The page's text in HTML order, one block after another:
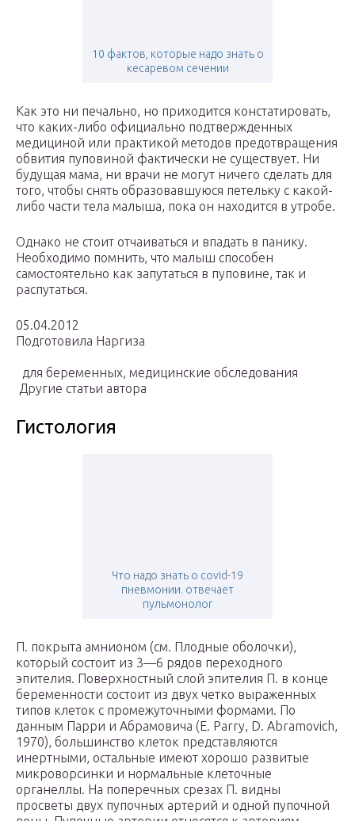
10 фактов, которые надо знать о
кесаревом сечении
Как это ни печально, но приходится констатировать,
что каких-либо официально подтвержденных
медициной или практикой методов предотвращения
обвития пуповиной фактически не существует. Ни
будущая мама, ни врачи не могут ничего сделать для
того, чтобы снять образовавшуюся петельку с какой-
либо части тела малыша, пока он находится в утробе.
Однако не стоит отчаиваться и впадать в панику.
Необходимо помнить, что малыш способен
самостоятельно как запутаться в пуповине, так и
распутаться.
05.04.2012
Подготовила Наргиза
для беременных, медицинские обследования
Другие статьи автора
Гистология
Что надо знать о covid-19
пневмонии. отвечает
пульмонолог
П. покрыта амнионом (см. Плодные оболочки),
который состоит из 3—6 рядов переходного
эпителия. Поверхностный слой эпителия П. в конце
беременности состоит из двух четко выраженных
типов клеток с промежуточными формами. По
данным Парри и Абрамовича (Е. Parry, D. Abramovich,
1970), большинство клеток представляются
инертными, остальные имеют хорошо развитые
микроворсинки и нормальные клеточные
органеллы. На поперечных срезах П. видны
просветы двух пупочных артерий и одной пупочной